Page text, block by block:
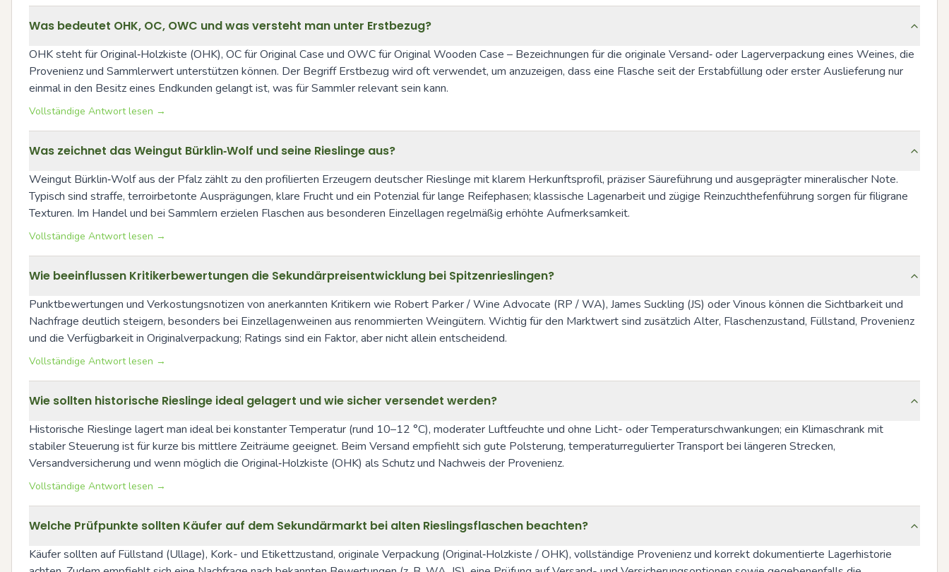
Was bedeutet OHK, OC, OWC und was versteht man unter Erstbezug?
OHK steht für Original‑Holzkiste (OHK), OC für Original Case und OWC für Original Wooden Case – Bezeichnungen für die originale Versand‑ oder Lagerverpackung eines Weines, die
Provenienz und Sammlerwert unterstützen können. Der Begriff Erstbezug wird oft verwendet, um anzuzeigen, dass eine Flasche seit der Erstabfüllung oder erster Auslieferung nur
einmal in den Besitz eines Endkunden gelangt ist, was für Sammler relevant sein kann.
Vollständige Antwort lesen →
Was zeichnet das Weingut Bürklin‑Wolf und seine Rieslinge aus?
Weingut Bürklin‑Wolf aus der Pfalz zählt zu den profilierten Erzeugern deutscher Rieslinge mit klarem Herkunftsprofil, präziser Säureführung und ausgeprägter mineralischer Note.
Typisch sind straffe, terroirbetonte Ausprägungen, klare Frucht und ein Potenzial für lange Reifephasen; klassische Lagenarbeit und zügige Reinzuchthefenführung sorgen für filigrane
Texturen. Im Handel und bei Sammlern erzielen Flaschen aus besonderen Einzellagen regelmäßig erhöhte Aufmerksamkeit.
Vollständige Antwort lesen →
Wie beeinflussen Kritikerbewertungen die Sekundärpreisentwicklung bei Spitzenrieslingen?
Punktbewertungen und Verkostungsnotizen von anerkannten Kritikern wie Robert Parker / Wine Advocate (RP / WA), James Suckling (JS) oder Vinous können die Sichtbarkeit und
Nachfrage deutlich steigern, besonders bei Einzellagenweinen aus renommierten Weingütern. Wichtig für den Marktwert sind zusätzlich Alter, Flaschenzustand, Füllstand, Provenienz
und die Verfügbarkeit in Originalverpackung; Ratings sind ein Faktor, aber nicht allein entscheidend.
Vollständige Antwort lesen →
Wie sollten historische Rieslinge ideal gelagert und wie sicher versendet werden?
Historische Rieslinge lagert man ideal bei konstanter Temperatur (rund 10–12 °C), moderater Luftfeuchte und ohne Licht- oder Temperaturschwankungen; ein Klimaschrank mit
stabiler Steuerung ist für kurze bis mittlere Zeiträume geeignet. Beim Versand empfiehlt sich gute Polsterung, temperaturregulierter Transport bei längeren Strecken,
Versandversicherung und wenn möglich die Original‑Holzkiste (OHK) als Schutz und Nachweis der Provenienz.
Vollständige Antwort lesen →
Welche Prüfpunkte sollten Käufer auf dem Sekundärmarkt bei alten Rieslingsflaschen beachten?
Käufer sollten auf Füllstand (Ullage), Kork- und Etikettzustand, originale Verpackung (Original‑Holzkiste / OHK), vollständige Provenienz und korrekt dokumentierte Lagerhistorie